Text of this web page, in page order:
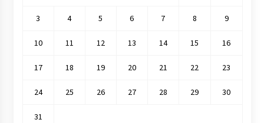
3 4 5 6 7 8 9
10 11 12 13 14 15 16
17 18 19 20 21 22 23
24 25 26 27 28 29 30
31